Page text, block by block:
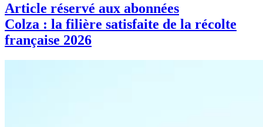
Article réservé aux abonnées
Colza : la filière satisfaite de la récolte
française 2026